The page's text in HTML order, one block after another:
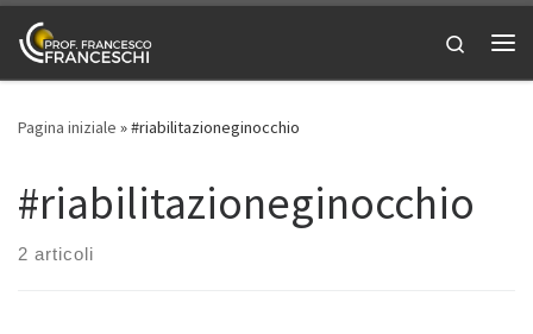
Passa al contenuto
Search
Pagina iniziale »#riabilitazioneginocchio
#riabilitazioneginocchio
2 articoli